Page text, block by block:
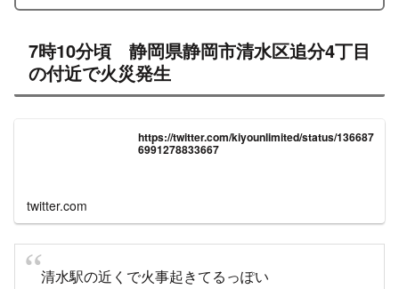
7時10分頃 静岡県静岡市清水区追分4丁目
の付近で火災発生
https://twitter.com/kiyounlimited/status/136687
6991278833667
twitter.com
清水駅の近くで火事起きてるっぽい